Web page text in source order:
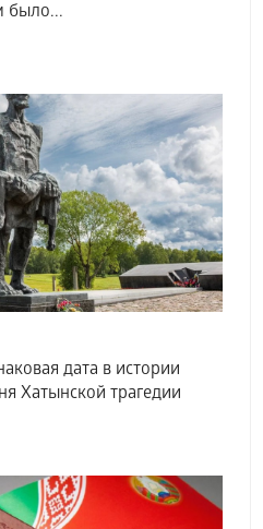
было...
дата в истории
Хатынской трагедии